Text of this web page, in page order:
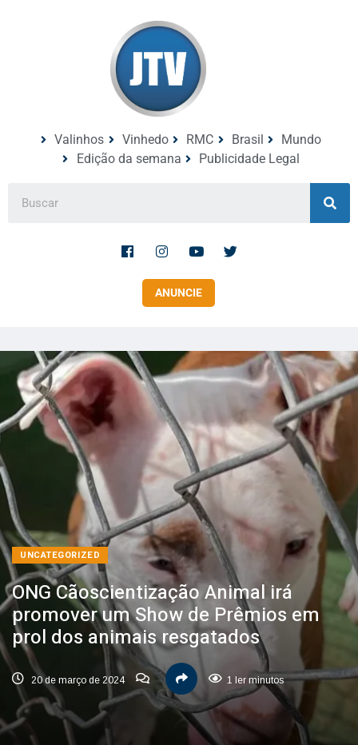
Valinhos Vinhedo RMC Brasil
Mundo
Edição da semana
Publicidade Legal
ANUNCIE
UNCATEGORIZED
ONG Cãoscientização Animal irá
promover um Show de Prêmios em
prol dos animais resgatados
20 de março de 2024 1 ler minutos